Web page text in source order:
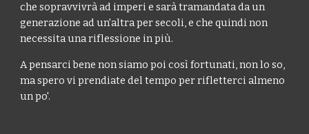
che sopravvivrà ad imperi e sarà tramandata da un
generazione ad un'altra per secoli, e che quindi non
necessita una riflessione in più.
A pensarci bene non siamo poi così fortunati, non lo so,
ma spero vi prendiate del tempo per rifletterci almeno
un po'.